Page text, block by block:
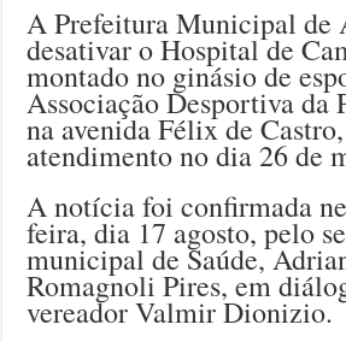
A Prefeitura Municipal de
desativar o Hospital de
montado no ginásio de
Associação Desportiva
na avenida Félix de
atendimento no dia 26 de
A notícia foi confirmada
feira, dia 17 agosto, pelo
municipal de Saúde,
Romagnoli Pires, em
vereador Valmir Dionizio.